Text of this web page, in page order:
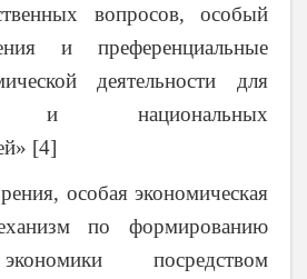
вопросов, особый
и преференциальные
деятельности для
и национальных
[4]
особая экономическая
по формированию
посредством